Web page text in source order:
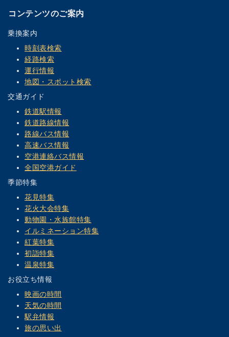
コンテンツのご案内
乗換案内
時刻表検索
経路検索
運行情報
地図・スポット検索
交通ガイド
鉄道駅情報
鉄道路線情報
路線バス情報
高速バス情報
空港連絡バス情報
全国空港ガイド
季節特集
花見特集
花火大会特集
動物園・水族館特集
イルミネーション特集
紅葉特集
初詣特集
温泉特集
お役立ち情報
映画の時間
天気の時間
駅弁情報
旅の思い出